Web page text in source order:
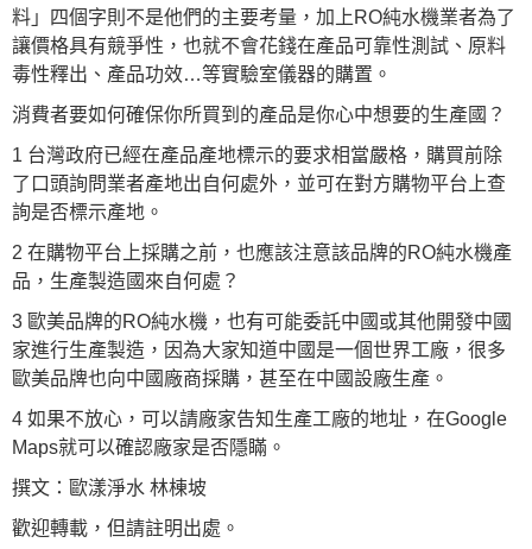
料」四個字則不是他們的主要考量，加上RO純水機業者為了
讓價格具有競爭性，也就不會花錢在產品可靠性測試、原料
毒性釋出、產品功效…等實驗室儀器的購置。
消費者要如何確保你所買到的產品是你心中想要的生產國？
1 台灣政府已經在產品產地標示的要求相當嚴格，購買前除
了口頭詢問業者產地出自何處外，並可在對方購物平台上查
詢是否標示產地。
2 在購物平台上採購之前，也應該注意該品牌的RO純水機產
品，生產製造國來自何處？
3 歐美品牌的RO純水機，也有可能委託中國或其他開發中國
家進行生產製造，因為大家知道中國是一個世界工廠，很多
歐美品牌也向中國廠商採購，甚至在中國設廠生產。
4 如果不放心，可以請廠家告知生產工廠的地址，在Google
Maps就可以確認廠家是否隱瞞。
撰文：歐漾淨水 林棟坡
歡迎轉載，但請註明出處。